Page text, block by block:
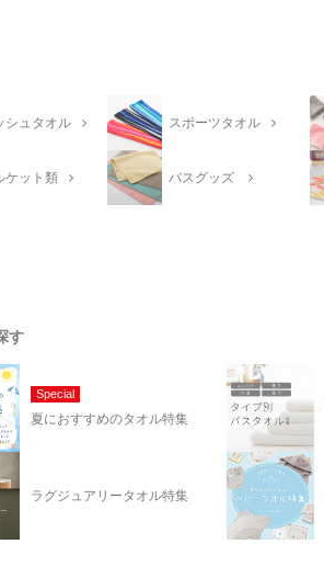
シュタオル スポーツタオル
ケット類 バスグッズ
す
Special
夏におすすめのタオル特集
ラグジュアリータオル特集